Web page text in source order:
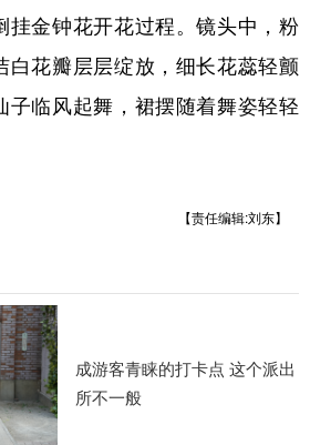
挂金钟花开花过程。镜头中，粉
白花瓣层层绽放，细长花蕊轻颤
子临风起舞，裙摆随着舞姿轻轻
【责任编辑:刘东】
成游客青睐的打卡点 这个派出
所不一般